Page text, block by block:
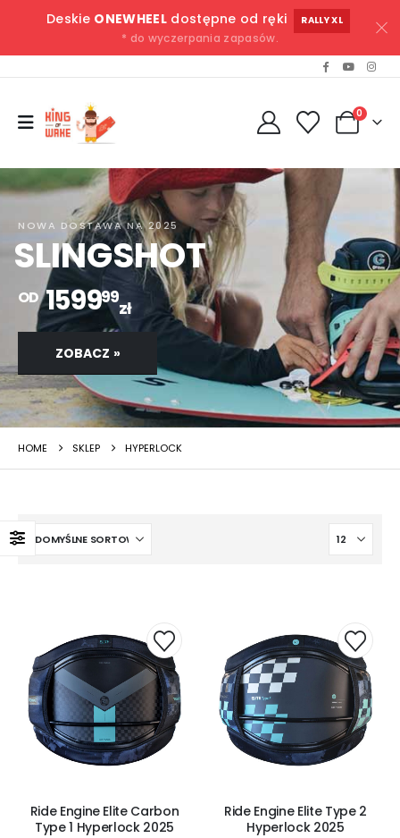
Deskie ONEWHEELdostępne od ręki RALLY XL
* do wyczerpania zapasów.
0
NOWA DOSTAWA NA 2025
SLINGSHOT
OD 159999
zł
ZOBACZ »
HOME SKLEP HYPERLOCK
Ride Engine Elite Carbon
Type 1 Hyperlock 2025
Ride Engine Elite Type 2
Hyperlock 2025